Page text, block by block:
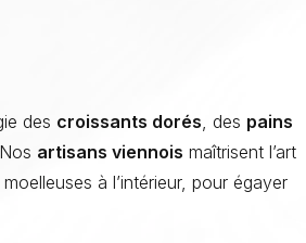
des croissants dorés , des pains
artisans viennois maîtrisent l’art
moelleuses à l’intérieur, pour égayer